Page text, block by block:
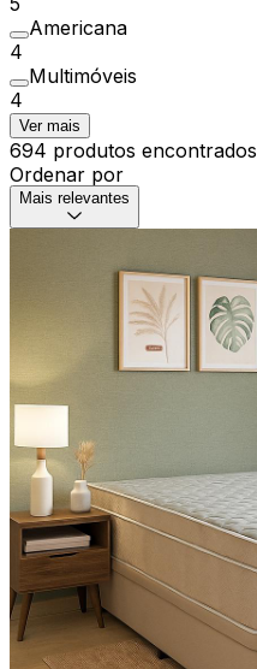
Americana
4
Multimóveis
4
Ver mais
694 produtos encontrados
Ordenar por
Mais relevantes